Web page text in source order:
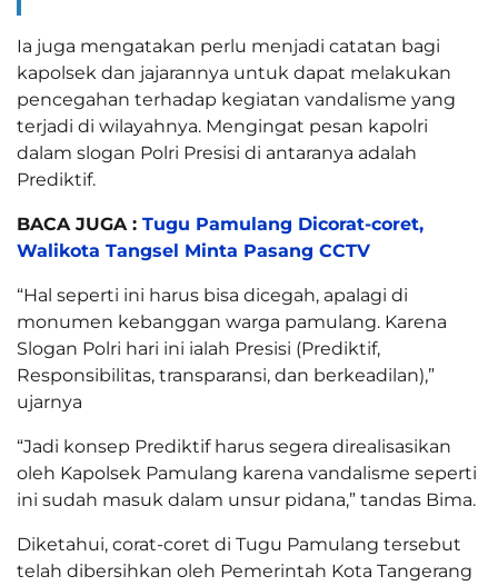
Ia juga mengatakan perlu menjadi catatan bagi
kapolsek dan jajarannya untuk dapat melakukan
pencegahan terhadap kegiatan vandalisme yang
terjadi di wilayahnya. Mengingat pesan kapolri
dalam slogan Polri Presisi di antaranya adalah
Prediktif.
BACA JUGA : Tugu Pamulang Dicorat-coret,
Walikota Tangsel Minta Pasang CCTV
“Hal seperti ini harus bisa dicegah, apalagi di
monumen kebanggan warga pamulang. Karena
Slogan Polri hari ini ialah Presisi (Prediktif,
Responsibilitas, transparansi, dan berkeadilan),”
ujarnya
“Jadi konsep Prediktif harus segera direalisasikan
oleh Kapolsek Pamulang karena vandalisme seperti
ini sudah masuk dalam unsur pidana,” tandas Bima.
Diketahui, corat-coret di Tugu Pamulang tersebut
telah dibersihkan oleh Pemerintah Kota Tangerang